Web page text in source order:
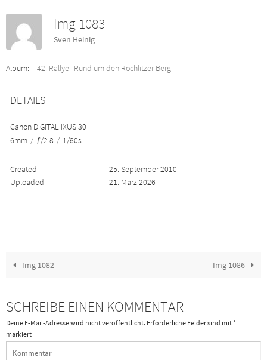
Img 1083
Sven Heinig
Album: 42. Rallye "Rund um den Rochlitzer Berg"
DETAILS
Canon DIGITAL IXUS 30
6mm / ƒ/2.8 / 1/80s
Created
25. September 2010
Uploaded
21. März 2026
Img 1082 Img 1086
SCHREIBE EINEN KOMMENTAR
Deine E-Mail-Adresse wird nicht veröffentlicht. Erforderliche Felder sind mit*
markiert